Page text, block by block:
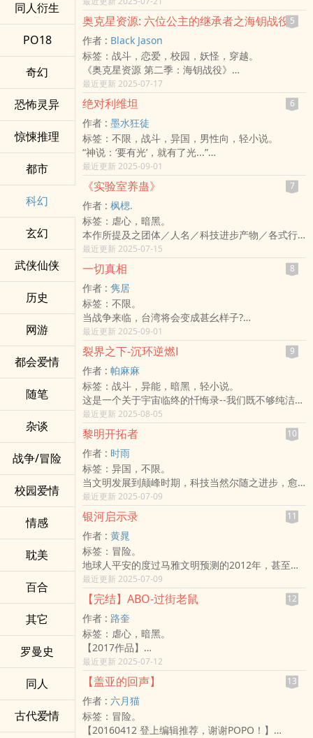
同人衍生
PO18
奇幻
恐怖灵异
惊悚推理
都市
科幻
玄幻
武侠仙侠
历史
网游
都会爱情
随笔
杂谈
战争/冒险
校园爱情
情感
耽美
百合
其它
罗曼史
同人
古代爱情
人类为了追求进步是不惜一切代价的
无业人士德斯意外收到一封带有连结的简讯，将近
四十岁的他从未设想过，自己有一天可以参与一项
大计划，而且还是由自己国家的政府所举办的项
目。
在开心之余，他也同时得知承办计划的微尔莉特集
团CEO因擅自发放抽奖简讯而引咎辞职，但是他又
立即收到了可以前去参与的电话。
该去？还是不该去？
虽然由德斯定夺，但是他的手机也中了连结所带来
的病毒，手机已经完全被微尔莉特集团「前CEO」
所掌控。
看来，非去不可了，就去到国营的宇宙发展中心
原来，政府希望有志愿者可以来宇宙发展中心当清
洁员和担任塔台解译人员，以在收取回报的电波
中，解读和翻译成一般人能懂的文字。
在那里，他遇见了各式各样的人，也从中得知了
【展望计划】的实际内容，和结识了【展望计划】
的星舰总队长兼第一舰长罗杰。
他们的目的是去探索平行宇宙的存在，而这也是国
家为了自身利益和名誉所执行的计划。
虽然抱持着怀疑的态度，但他们依旧决定要使命必
达。
结果呢？事态会顺利发展吗？这点就不得而知了……
奥克星资源: 六位公主的继承者之海钥战役 5
作者 : Black Jason
标签：战斗，恋爱，校园，妖怪，穿越。
《奥克星资源 第二季：海钥战役》
十六把「海之钥匙」，一场跨越信任与背叛的深海
试炼。
在重新寻回三位失散的公主继承人——
高贵冷静的薇风公主・蕾芳、
温柔坚定的枫林公主・怡雅、
以及神秘难测的星儿公主妹妹・流馨（星星公主）
——
命运的齿轮悄然启动。
与她们共鸣的守护战士也逐一现身：
皇家守卫队总队长，理智果断的和风战士・智皓
出身丛林、忠诚如林的丛林战士・森御（琴伶的表
弟）
还有最具冲击性的黑马——曾经的光明战士，现为
海蛇卧底的月亮战士・维烈。
当十二位继承者与战士踏上深海之路，将面对的，
是黑暗联盟的核心主脑：海蛇——以及十六只拥有
恐怖力量的海洋魔兽。
传闻，只要击败一头海兽，便能获得一把象征通往
真相的「海之钥匙」。
但——集齐十六把钥匙，真的能带来希望？还是，
将引发一场世界性的灾厄？
过去的誓言与谎言即将重叠，
战士们的羁绊将受到最严苛的试炼。
当爱与背叛交织，谁，还能相信谁？
海之门已开，选择之战启程。
《海钥战役》，掀起命运巨浪的第二季——正式展
开。
最近更新 2025-07-17
绝对利维坦 6
作者 : 墨水狂徒
标签：不限，战斗，异国，男性向，轻小说。
“神说：‘要有光’，就有了光...”
“神称光为昼，称暗为夜；神造天空，将水分成上
下；神聚水成海，露出陆地，并令地生草木菜蔬；
神造太阳、月亮、星辰，管理昼夜，分别明暗；神
造鱼类、海兽和鸟类，赐福它们繁衍；神造牲畜、
昆虫、野兽。按自己形象造人，赋予管理万物的权
柄；神歇息，赐福并圣化第七日...”出自于《圣经·旧
约》中《创世纪》的第一章。
合上圣经后，母亲对身旁的孩子说道：“儿子，神会
引领你。他将是你的救赎之主。”这又是一个拥有宗
教信仰的家庭。
活到《末日说》后的人类依然选择相信名为“耶和华”
的神明，认为“人”生来有罪，他们能通过散播福音来
得到救赎，心善者最终会通过窄门，到达天堂。虔
诚的母亲希望自己的孩子能平安长大，然后如她今
日所做的一样，在未来他也会打开圣经将故事讲述
给自己的孩子听，待百年归终时，一家人终会在天
堂相聚。
对于正常的幼童而言，聆听圣经的故事，像是睡前
故事时间，只是在听故事；可对于眼前的天才儿
童，圣经的故事听一遍便过目不忘，甚至可以倒背
如流。但是，他并不打算成为神虔诚的信徒之一，
而是妄想成为神，蔑视世间的规则，视抓弄人为乐
趣。
在他的心里：上帝创造了世界，可上帝放弃了“世
界”。
_________________
在一栋高耸入云的大厦，是权利的象征。而它的地
下层，隐藏着不为人知的“秘密”。
地下世界的诞生，文明的发展。依靠人工智慧培养
的新人类，又或者说，是进化的“机器人”？他们能否
在人工数据的哺乳养育下，领略成为“人”的真谛？
待“它们”觉醒意识后，发现自己不过存活于《楚门的
世界》，它们将会有如何的反应？
最近更新 2025-09-01
《实验室养蛊》 7
作者 : 枫楒.
标签：虐心，暗黑。
本作所提及之团体／人名／科技进步产物／各式行
径皆为虚构，
请勿代入任何机构或真实人物。
切忌请勿模仿。
若因此造成任何冲突，本创作者不负任何责任。
◇
养蛊。
一种将许多把许多毒虫放在一个罐子里互相啃咬，
最后培育出一只毒王的方法。
从原先的环境中被回收至「设施」内，他们被迫变
异、被迫分类，至此，那些人仍然不知足——
二十年前的临时接手，到后来的步步为营。
七个人的培育，最终勾出的是庞大的人类改造计
划。
纠缠二十年的执念，始于火花，也会终于火花。
你会选择……
与时间、与恶魔，与无法被拖延的停滞生命赛跑。
最终的胜者终将诞生。
◇
阅前须知。
本作人物众多，在未了解具体角色有谁的情况下恐
有混乱的概率产生。
建议在阅前准备纸笔，纪录人物与关于人物的线
索。
如果能让您沉浸在我所塑造的世界中，或许就是我
莫大的幸福。
个人标签为 现代科幻／微惊悚／悬疑向／暗黑系 创
作。
没有恋爱剧情，几乎要偏向一点糖也没有。
三观微不正确，死亡剧情有。
共感高、想像力强、同情心丰富者请斟酌阅读。
本作于2021.08.29完结，不含附件与后记的完结总
字数为88,555字。
在后记前也附上了全文单词中译，若无法接受英语
者也可以配合中译使用。
最近更新 2025-07-15
一切真相 8
作者 : 隽居
标签：不限。
当战争来临，台湾将会变成甚幺样子?
这是一个台海战争即将爆发的世界。
融合科幻、悬疑、家族神秘、军事阴谋、亲情冲
突、过去与未来交错等多方面元素，贯穿整部故
事。
全书充满伏笔、对话暗示，每一句对白都有可能藏
着意想不到的含意。
这场战役，究竟是擦枪走火，或是命中注定?
背后是否有着更为强大的力量，在操纵这个世界?
面对一切真相时，你/妳有没有足够的勇气做出选择?
跟着姜雄一家人一起探索这未解之谜，寻获一切可
能性。
最近更新 2025-09-01
裂界之下-沉环逆燃Ⅰ 9
作者 : 帕麻麻
标签：战斗，异能，暗黑，轻小说。
这是一个关于宇宙临终的忏悔录--我们既不够纯洁去
死-也不够肮脏去赢
最近更新 2025-08-05
黎明开拓者 10
作者 : 时雨
标签：异国，不限。
当文明发展到颠峰时期，科技当然尔随之进步，愈
繁华的时代科技也愈便利，社会上想必会产生分歧
吧？
保守派和激进派又该如何去做平衡，保守派方面认
为继续发展科技必定动摇山河，而造成无法挽救局
面，激进派则认为为了因应人口膨胀发展，必须继
而发展科技以因应这时代局面。
而在世人不为人知的大地底下，有着强大的机器运
作着，那是可以让整个大陆能够继续繁荣下去的科
技
正当政治上出现分歧的两派，又该如何去评析这个
大陆呢？
最近更新 2025-07-09
银河启示录 11
作者 : 黄晁
标签：冒险。
地球人平安的度过马雅文明预测的2012年，甚至在
历经生化人、机器人叛变的战争之后，还是没有十
六世纪法国著名的预言家诺查丹玛斯所遇预测的
「第三个反基督」带来世界的最终毁灭，反而诺查
丹玛斯所预测的太空殖民时代却率先到来，这也让
人类卷入光与暗的外星势力的新纠纷当中。在广阔
的宇宙中，人类的正在重新创造新的银河启示录...
最近更新 2025-07-09
【完结】ABO-过街老鼠 12
作者 : 路奎
标签：虐心，暗黑。
【2017作品】
（特地写出来是因为当有人留言说剧情太靠北，我
可以用那时我还年轻来糖塞）
—那是不知道在未来的什幺时间发生的故事。
十七岁的Omega少年维耶尔来自贫民区，在少子化
当代且生育法猖獗的此刻，他因为犯了堕胎罪而前
往Omega劳改营服刑。
最近更新 2025-07-12
【盖亚的回声】 13
作者 : 六月猫
标签：冒险。
【20160412 登上编辑推荐，谢谢POPO！】